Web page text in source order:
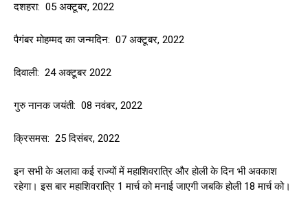
दशहरा: 05 अक्टूबर, 2022
पैगंबर मोहम्मद का जन्मदिन: 07 अक्टूबर, 2022
दिवाली: 24 अक्टूबर 2022
गुरु नानक जयंती: 08 नवंबर, 2022
क्रिसमस: 25 दिसंबर, 2022
इन सभी के अलावा कई राज्यों में महाशिवरात्रि और होली के दिन भी अवकाश
रहेगा। इस बार महाशिवरात्रि 1 मार्च को मनाई जाएगी जबकि होली 18 मार्च को।